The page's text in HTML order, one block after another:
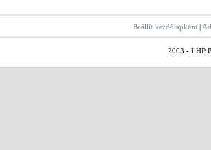
Beállít kezdőlapként |
2003 - LHP